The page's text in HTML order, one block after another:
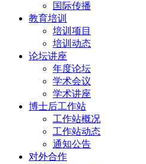
国际传播
教育培训
培训项目
培训动态
论坛讲座
年度论坛
学术会议
学术讲座
博士后工作站
工作站概况
工作站动态
通知公告
对外合作